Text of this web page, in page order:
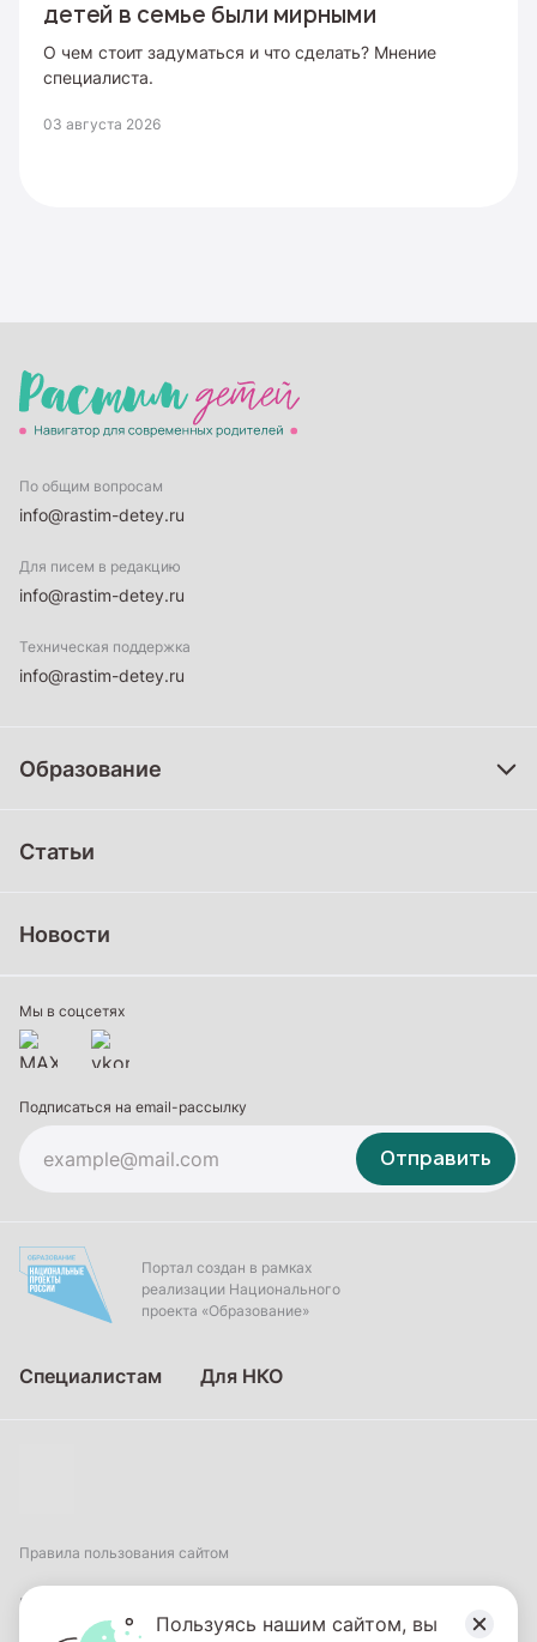
детей в семье были мирными
О чем стоит задуматься и что сделать? Мнение
специалиста.
03 августа 2026
По общим вопросам
info@rastim-detey.ru
Для писем в редакцию
info@rastim-detey.ru
Техническая поддержка
info@rastim-detey.ru
Образование
Дополнительное образование
Статьи
Новости
Мы в соцсетях
Подписаться на email-рассылку
Отправить
Портал создан в рамках
реализации Национального
проекта «Образование»
Специалистам Для НКО
Правила пользования сайтом
Пользовательское соглашение
Пользуясь нашим сайтом, вы